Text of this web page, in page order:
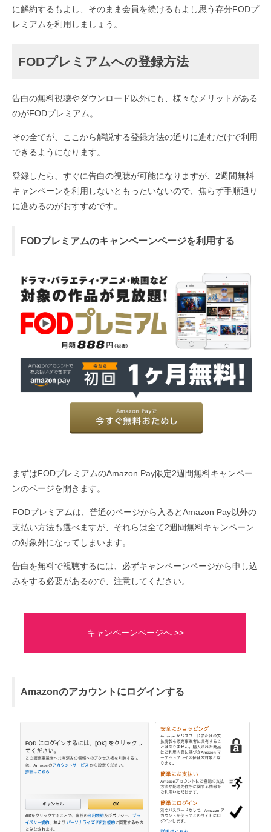
に解約するもよし、そのまま会員を続けるもよし思う存分FODプ
レミアムを利用しましょう。
FODプレミアムへの登録方法
告白の無料視聴やダウンロード以外にも、様々なメリットがある
のがFODプレミアム。
その全てが、ここから解説する登録方法の通りに進むだけで利用
できるようになります。
登録したら、すぐに告白の視聴が可能になりますが、2週間無料
キャンペーンを利用しないともったいないので、焦らず手順通り
に進めるのがおすすめです。
FODプレミアムのキャンペーンページを利用する
まずはFODプレミアムのAmazon Pay限定2週間無料キャンペー
ンのページを開きます。
FODプレミアムは、普通のページから入るとAmazon Pay以外の
支払い方法も選べますが、それらは全て2週間無料キャンペーン
の対象外になってしまいます。
告白を無料で視聴するには、必ずキャンペーンページから申し込
みをする必要があるので、注意してください。
キャンペーンページへ >>
Amazonのアカウントにログインする